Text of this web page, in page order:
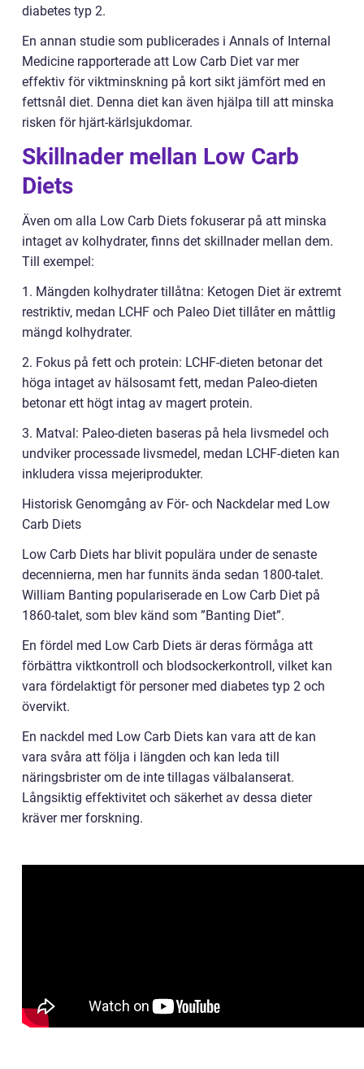
diabetes typ 2.
En annan studie som publicerades i Annals of Internal
Medicine rapporterade att Low Carb Diet var mer
effektiv för viktminskning på kort sikt jämfört med en
fettsnål diet. Denna diet kan även hjälpa till att minska
risken för hjärt-kärlsjukdomar.
Skillnader mellan Low Carb
Diets
Även om alla Low Carb Diets fokuserar på att minska
intaget av kolhydrater, finns det skillnader mellan dem.
Till exempel:
1. Mängden kolhydrater tillåtna: Ketogen Diet är extremt
restriktiv, medan LCHF och Paleo Diet tillåter en måttlig
mängd kolhydrater.
2. Fokus på fett och protein: LCHF-dieten betonar det
höga intaget av hälsosamt fett, medan Paleo-dieten
betonar ett högt intag av magert protein.
3. Matval: Paleo-dieten baseras på hela livsmedel och
undviker processade livsmedel, medan LCHF-dieten kan
inkludera vissa mejeriprodukter.
Historisk Genomgång av För- och Nackdelar med Low
Carb Diets
Low Carb Diets har blivit populära under de senaste
decennierna, men har funnits ända sedan 1800-talet.
William Banting populariserade en Low Carb Diet på
1860-talet, som blev känd som ”Banting Diet”.
En fördel med Low Carb Diets är deras förmåga att
förbättra viktkontroll och blodsockerkontroll, vilket kan
vara fördelaktigt för personer med diabetes typ 2 och
övervikt.
En nackdel med Low Carb Diets kan vara att de kan
vara svåra att följa i längden och kan leda till
näringsbrister om de inte tillagas välbalanserat.
Långsiktig effektivitet och säkerhet av dessa dieter
kräver mer forskning.